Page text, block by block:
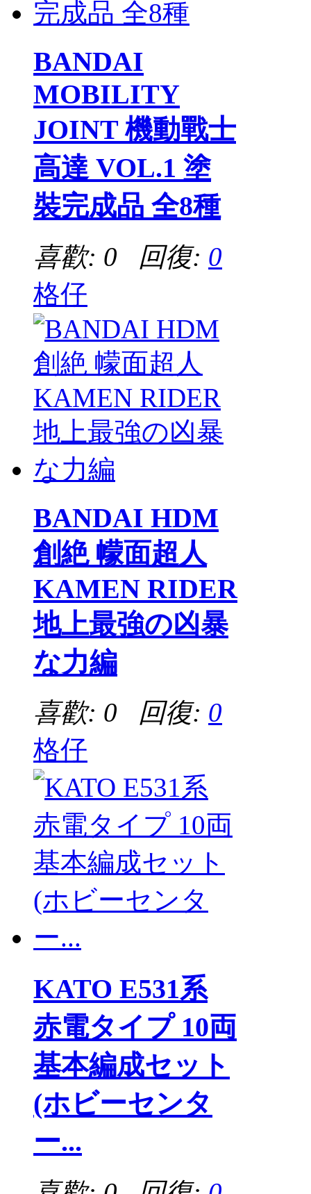
BANDAI
MOBILITY
JOINT 機動戰士
高達 VOL.1 塗
裝完成品 全8種
喜歡: 0 回復: 0
格仔
BANDAI HDM
創絶 幪面超人
KAMEN RIDER
地上最強の凶暴
な力編
喜歡: 0 回復: 0
格仔
KATO E531系
赤電タイプ 10両
基本編成セット
(ホビーセンタ
ー...